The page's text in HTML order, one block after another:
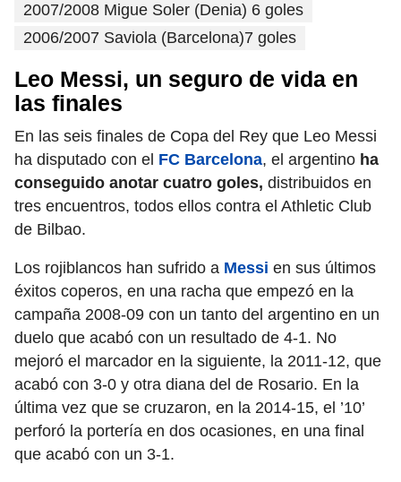
2007/2008 Migue Soler (Denia) 6 goles
2006/2007 Saviola (Barcelona)7 goles
Leo Messi, un seguro de vida en
las finales
En las seis finales de Copa del Rey que Leo Messi
ha disputado con el FC Barcelona, el argentino ha
conseguido anotar cuatro goles, distribuidos en
tres encuentros, todos ellos contra el Athletic Club
de Bilbao.
Los rojiblancos han sufrido a Messi en sus últimos
éxitos coperos, en una racha que empezó en la
campaña 2008-09 con un tanto del argentino en un
duelo que acabó con un resultado de 4-1. No
mejoró el marcador en la siguiente, la 2011-12, que
acabó con 3-0 y otra diana del de Rosario. En la
última vez que se cruzaron, en la 2014-15, el ’10’
perforó la portería en dos ocasiones, en una final
que acabó con un 3-1.